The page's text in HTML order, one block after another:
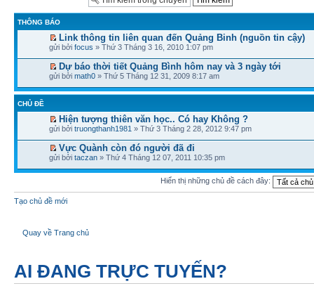
THÔNG BÁO
Link thông tin liên quan đến Quảng Binh (nguồn tin cậy)
gửi bởi focus » Thứ 3 Tháng 3 16, 2010 1:07 pm
Dự báo thời tiết Quảng Bình hôm nay và 3 ngày tới
gửi bởi math0 » Thứ 5 Tháng 12 31, 2009 8:17 am
CHỦ ĐỀ
Hiện tượng thiên văn học.. Có hay Không ?
gửi bởi truongthanh1981 » Thứ 3 Tháng 2 28, 2012 9:47 pm
Vực Quành còn đó người đã đi
gửi bởi taczan » Thứ 4 Tháng 12 07, 2011 10:35 pm
Hiển thị những chủ đề cách đây:
Tạo chủ đề mới
Quay về Trang chủ
AI ĐANG TRỰC TUYẾN?